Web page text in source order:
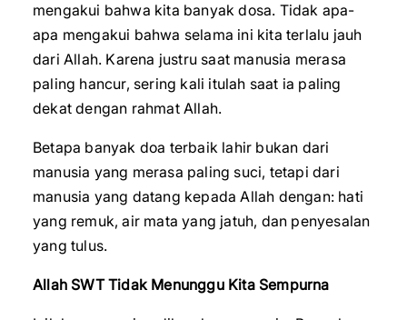
mengakui bahwa kita banyak dosa. Tidak apa-
apa mengakui bahwa selama ini kita terlalu jauh
dari Allah. Karena justru saat manusia merasa
paling hancur, sering kali itulah saat ia paling
dekat dengan rahmat Allah.
Betapa banyak doa terbaik lahir bukan dari
manusia yang merasa paling suci, tetapi dari
manusia yang datang kepada Allah dengan: hati
yang remuk, air mata yang jatuh, dan penyesalan
yang tulus.
Allah SWT Tidak Menunggu Kita Sempurna